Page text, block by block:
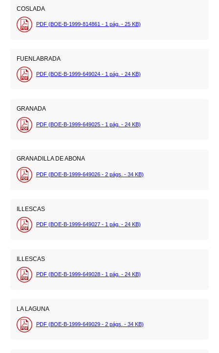
COSLADA
PDF (BOE-B-1999-814861 - 1 pág. - 25 KB)
FUENLABRADA
PDF (BOE-B-1999-649024 - 1 pág. - 24 KB)
GRANADA
PDF (BOE-B-1999-649025 - 1 pág. - 24 KB)
GRANADILLA DE ABONA
PDF (BOE-B-1999-649026 - 2 págs. - 34 KB)
ILLESCAS
PDF (BOE-B-1999-649027 - 1 pág. - 24 KB)
ILLESCAS
PDF (BOE-B-1999-649028 - 1 pág. - 24 KB)
LA LAGUNA
PDF (BOE-B-1999-649029 - 2 págs. - 34 KB)